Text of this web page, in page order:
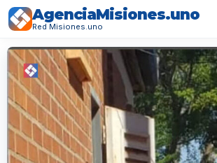
AgenciaMisiones.uno
Red Misiones.uno